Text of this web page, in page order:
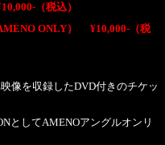
（税込）
ONLY） ¥10,000-（税
像を収録したDVD付きのチケッ
としてAMENOアングルオンリ